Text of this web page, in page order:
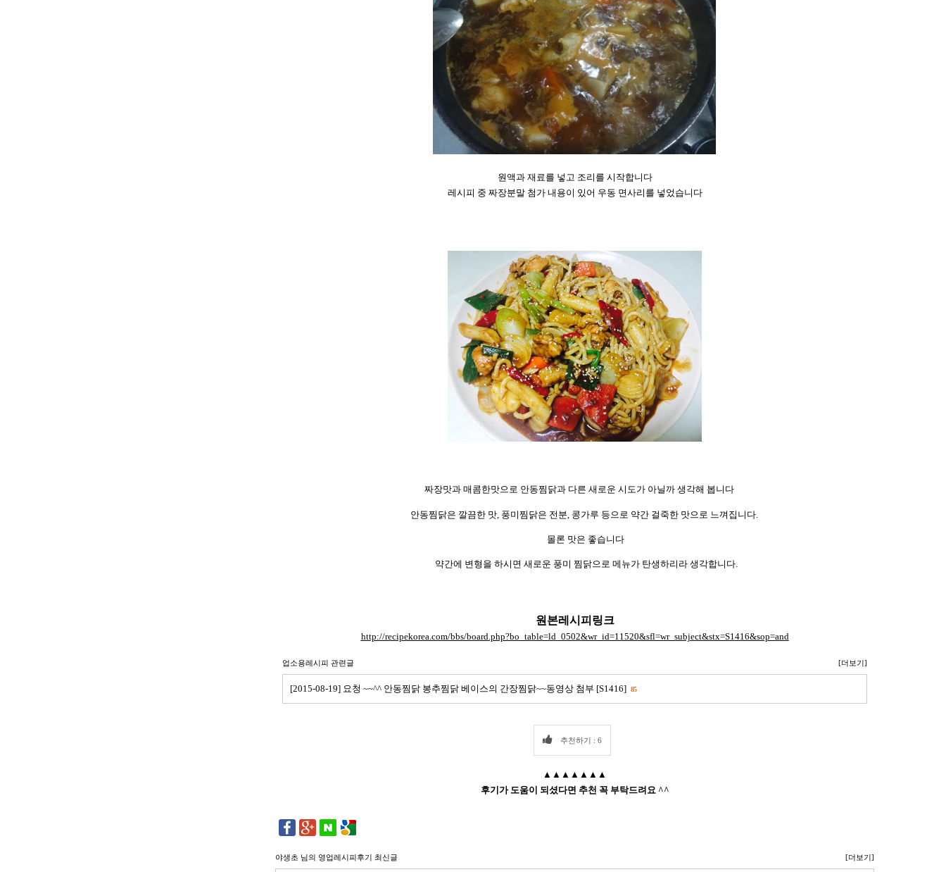
원액과 재료를 넣고 조리를 시작합니다
레시피 중 짜장분말 첨가 내용이 있어 우동 면사리를 넣었습니다
짜장맛과 매콤한맛으로 안동찜닭과 다른 새로운 시도가 아닐까 생각해 봅니다
안동찜닭은 깔끔한 맛 풍미찜닭은 전분 콩가루 등으로 약간 걸죽한 맛으로 느껴집니다
몰론 맛은 좋습니다
약간에 변형을 하시면 새로운 풍미 찜닭으로 메뉴가 탄생하리라 생각합니다.
원본레시피링크
http://recipekorea.com/bbs/board.php?bo_table=ld_0502&wr_id=11520&sfl=wr_subject&stx=S1416&sop=and
업소용레시피 관련글 [더보기]
[2015-08-19] 요청 ~~^^ 안동찜닭 봉추찜닭 베이스의 간장찜닭~~동영상 첨부 [S1416] 85
추천하기 : 6
▲▲▲▲▲▲▲
후기가 도움이 되셨다면 추천 꼭 부탁드려요 ^^
야생초 님의 영업레시피후기 최신글 [더보기]